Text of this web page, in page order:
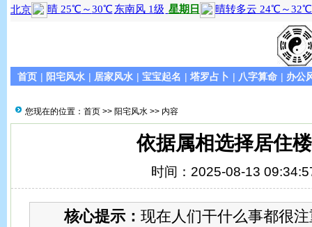
首页 | 阳宅风水 | 居家风水 | 宝宝起名 | 塔罗占卜 | 八字算命 | 办公
您现在的位置： 首页 >> 阳宅风水 >> 内容
依据属相选择居住
时间：2025-08-13
核心提示： 现在人们干什么事都很